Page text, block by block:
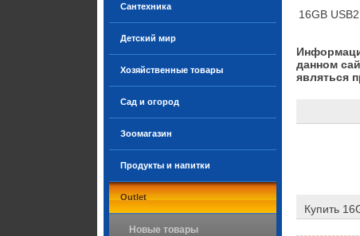
Сантехника
Детский мир
Хозяйственные товары
Сад и огород
Зоомагазин
Продукты и напитки
Outlet
Новые товары
16GB
данном
являться
Купить